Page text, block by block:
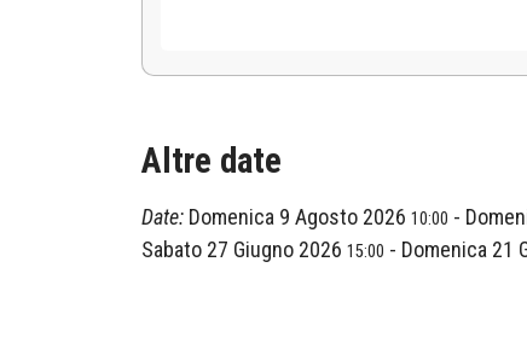
Altre date
Date: Domenica 9 Agosto 2026 10:00 -
Sabato 27 Giugno 2026 15:00 - Domenica 21